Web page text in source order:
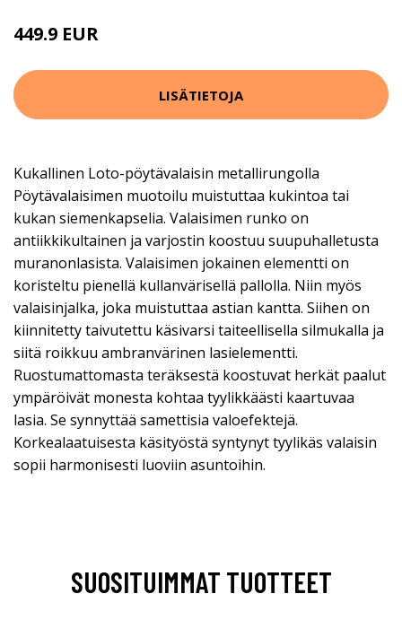
449.9 EUR
LISÄTIETOJA
Kukallinen Loto-pöytävalaisin metallirungolla
Pöytävalaisimen muotoilu muistuttaa kukintoa tai
kukan siemenkapselia. Valaisimen runko on
antiikkikultainen ja varjostin koostuu suupuhalletusta
muranonlasista. Valaisimen jokainen elementti on
koristeltu pienellä kullanvärisellä pallolla. Niin myös
valaisinjalka, joka muistuttaa astian kantta. Siihen on
kiinnitetty taivutettu käsivarsi taiteellisella silmukalla ja
siitä roikkuu ambranvärinen lasielementti.
Ruostumattomasta teräksestä koostuvat herkät paalut
ympäröivät monesta kohtaa tyylikkäästi kaartuvaa
lasia. Se synnyttää samettisia valoefektejä.
Korkealaatuisesta käsityöstä syntynyt tyylikäs valaisin
sopii harmonisesti luoviin asuntoihin.
SUOSITUIMMAT TUOTTEET